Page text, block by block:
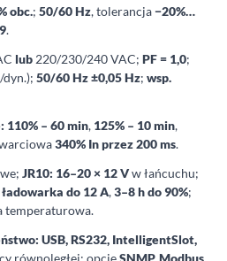
obc.; 50/60 Hz, tolerancja−20%…
.
lub 220/230/240 VAC; PF = 1,0;
dyn.); 50/60 Hz ±0,05 Hz; wsp.
110% – 60 min, 125% – 10 min,
340% In przez 200 ms.
JR10: 16–20 × 12 Vw łańcuchu;
ładowarka do 12 A,3–8 h do 90%;
temperaturowa.
USB, RS232, IntelligentSlot,
równoległej; opcjeSNMP, Modbus,